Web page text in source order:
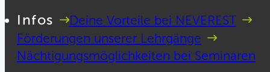
Infos
Deine Vorteile bei NEVEREST
Förderungen unserer Lehrgänge
Nächtigungsmöglichkeiten bei Seminaren